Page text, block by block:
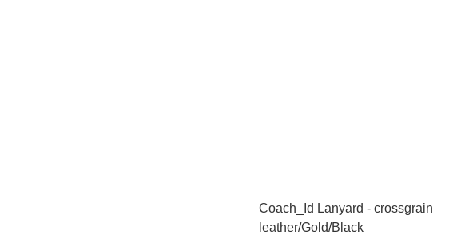
Coach_Id Lanyard - crossgrain
leather/Gold/Black